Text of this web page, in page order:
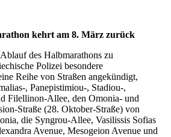
des Halbmarathons zu
Polizei besondere
Reihe von Straßen angekündigt,
, Panepistimiou-, Stadiou-,
Filellinon-Allee, den Omonia- und
Straße (28. Oktober-Straße) von
die Syngrou-Allee, Vasilissis Sofias
Avenue, Mesogeion Avenue und